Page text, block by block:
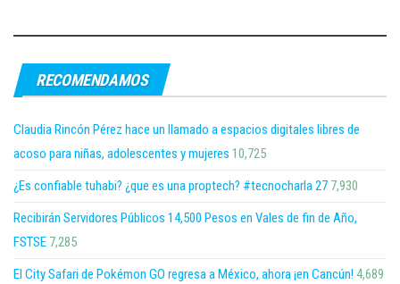
RECOMENDAMOS
Claudia Rincón Pérez hace un llamado a espacios digitales libres de
acoso para niñas, adolescentes y mujeres 10,725
¿Es confiable tuhabi? ¿que es una proptech? #tecnocharla 27 7,930
Recibirán Servidores Públicos 14,500 Pesos en Vales de fin de Año,
FSTSE 7,285
El City Safari de Pokémon GO regresa a México, ahora ¡en Cancún! 4,689